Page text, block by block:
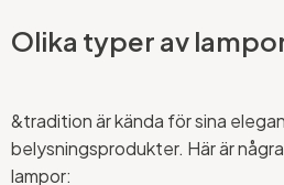
Olika typer av
&tradition är kända för sina
belysningsprodukter. Här är
lampor: